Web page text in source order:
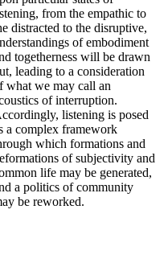
from the empathic to
distracted to the disruptive,
of embodiment
togetherness will be drawn
leading to a consideration
what we may call an
of interruption.
listening is posed
a complex framework
which formations and
of subjectivity and
life may be generated,
a politics of community
be reworked.